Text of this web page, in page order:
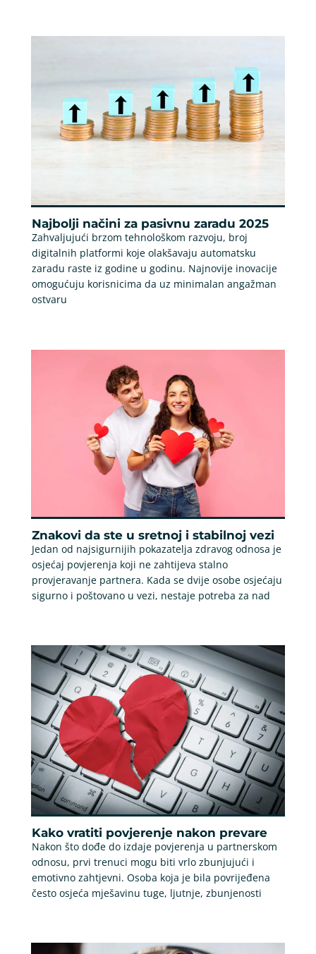
Najbolji načini za pasivnu zaradu 2025
Zahvaljujući brzom tehnološkom razvoju, broj
digitalnih platformi koje olakšavaju automatsku
zaradu raste iz godine u godinu. Najnovije inovacije
omogućuju korisnicima da uz minimalan angažman
ostvaru
Znakovi da ste u sretnoj i stabilnoj vezi
Jedan od najsigurnijih pokazatelja zdravog odnosa je
osjećaj povjerenja koji ne zahtijeva stalno
provjeravanje partnera. Kada se dvije osobe osjećaju
sigurno i poštovano u vezi, nestaje potreba za nad
Kako vratiti povjerenje nakon prevare
Nakon što dođe do izdaje povjerenja u partnerskom
odnosu, prvi trenuci mogu biti vrlo zbunjujući i
emotivno zahtjevni. Osoba koja je bila povrijeđena
često osjeća mješavinu tuge, ljutnje, zbunjenosti